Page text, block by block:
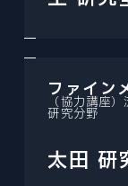
ファイン
（協力講座
研究分野
太田 研